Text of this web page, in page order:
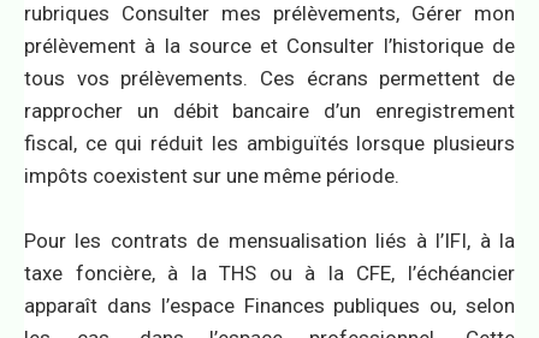
rubriques Consulter mes prélèvements, Gérer mon
prélèvement à la source et Consulter l’historique de
tous vos prélèvements. Ces écrans permettent de
rapprocher un débit bancaire d’un enregistrement
fiscal, ce qui réduit les ambiguïtés lorsque plusieurs
impôts coexistent sur une même période.
Pour les contrats de mensualisation liés à l’IFI, à la
taxe foncière, à la THS ou à la CFE, l’échéancier
apparaît dans l’espace Finances publiques ou, selon